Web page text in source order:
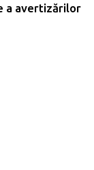
a avertizărilor